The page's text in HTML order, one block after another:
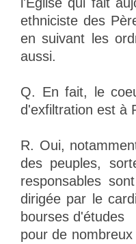
ethniciste des
en suivant les
aussi.
Q. En fait, le
d'exfiltration est à
R. Oui,
des peuples,
responsables
dirigée par le
bourses d'études
pour de